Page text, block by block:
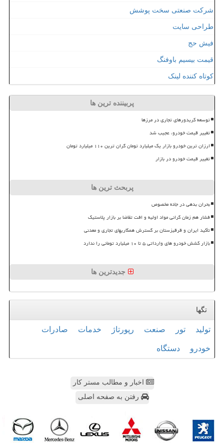
شرکت صنعتی سخت پوشش
طراحی سایت
فیش حج
قیمت بیسیم باوفنگ
کوتاه کننده لینک
پربیننده ترین ها
توسعه کریدورهای تجاری در مرزها
تغییر قیمت خودرو، عجیب شد
ارزان ترین خودرو بازار یک میلیارد تومان گران ترین ۱۱۰ میلیارد تومان
تغییر قیمت خودرو در بازار
پربحث ترین ها
بحران بدهی در جاده مخصوص
فشار هم زمان گرانی مواد اولیه و افت تقاضا بر بازار پلاستیک
تأکید ایران و قرقیزستان بر گسترش همکاریهای تجاری و معدنی
بازار کشش خودرو های وارداتی ۵ تا ۱۰ میلیارد تومانی را ندارد
جدیدترین ها
تگها
تولید تور صنعت رپورتاژ خدمات صادرات
خودرو دستگاه
اخبار و مطالب مستر کار
رفتن به صفحه اصلی